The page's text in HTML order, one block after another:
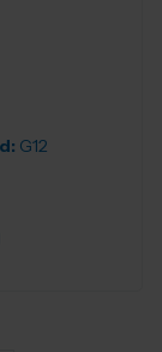
G12